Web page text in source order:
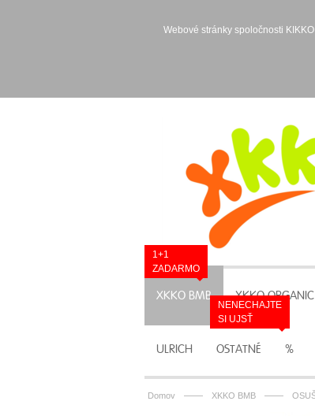
Webové stránky spoločnosti
XKKO BMB
1+1
ZADARMO
XKKO ORGANIC
ULRICH OSTATNÉ %
NENECHAJTE
SI UJSŤ
Domov —— XKKO BMB ——